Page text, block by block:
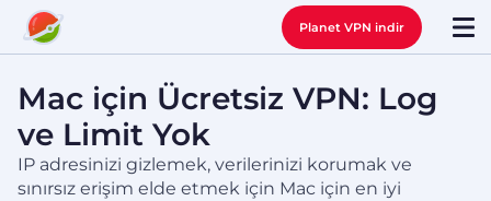
Planet VPN indir
Mac için Ücretsiz VPN: Log
ve Limit Yok
IP adresinizi gizlemek, verilerinizi korumak ve
sınırsız erişim elde etmek için Mac için en iyi